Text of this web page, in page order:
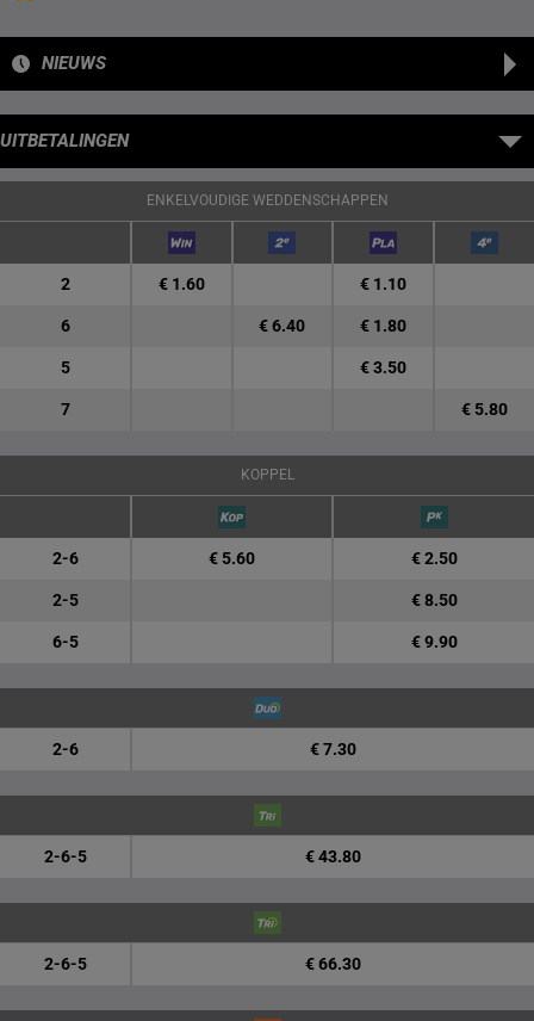
NIEUWS
UITBETALINGEN
ENKELVOUDIGE WEDDENSCHAPPEN
2 € 1.60 € 1.10
6 € 6.40 € 1.80
5 € 3.50
7 € 5.80
KOPPEL
2-6 € 5.60 € 2.50
2-5 € 8.50
6-5 € 9.90
2-6 € 7.30
2-6-5 € 43.80
2-6-5 € 66.30